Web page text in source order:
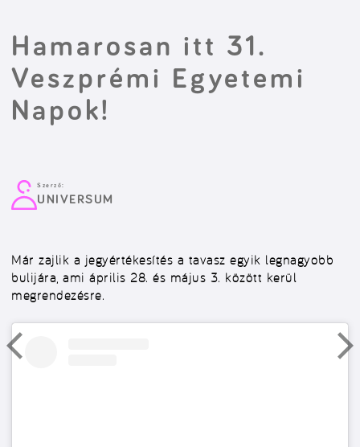
Hamarosan itt 31.
Veszprémi Egyetemi
Napok!
Szerző:
UNIVERSUM
Már zajlik a jegyértékesítés a tavasz egyik legnagyobb
bulijára, ami április 28. és május 3. között kerül
megrendezésre.